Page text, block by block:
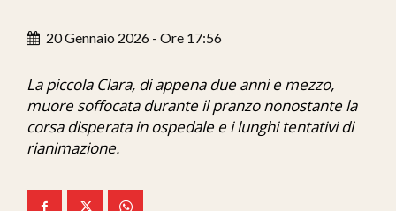
Ita-Mondo
C7 Play
20 Gennaio 2026 - Ore 17:56
La piccola Clara, di appena due anni e mezzo,
muore soffocata durante il pranzo nonostante la
corsa disperata in ospedale e i lunghi tentativi di
rianimazione.